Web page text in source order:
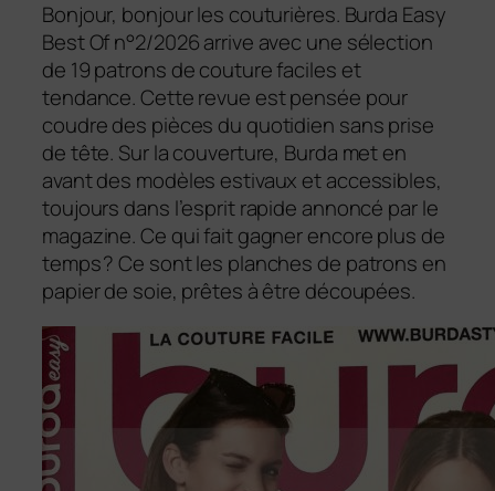
Bonjour, bonjour les couturières. Burda Easy
Best Of n°2/2026 arrive avec une sélection
de 19 patrons de couture faciles et
tendance. Cette revue est pensée pour
coudre des pièces du quotidien sans prise
de tête. Sur la couverture, Burda met en
avant des modèles estivaux et accessibles,
toujours dans l’esprit rapide annoncé par le
magazine. Ce qui fait gagner encore plus de
temps ? Ce sont les planches de patrons en
papier de soie, prêtes à être découpées.